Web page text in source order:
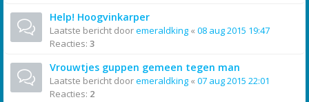
Help! Hoogvinkarper
Laatste bericht dooremeraldking « 08 aug 2015 19:47
Reacties: 3
Vrouwtjes guppen gemeen tegen man
Laatste bericht dooremeraldking « 07 aug 2015 22:01
Reacties: 2